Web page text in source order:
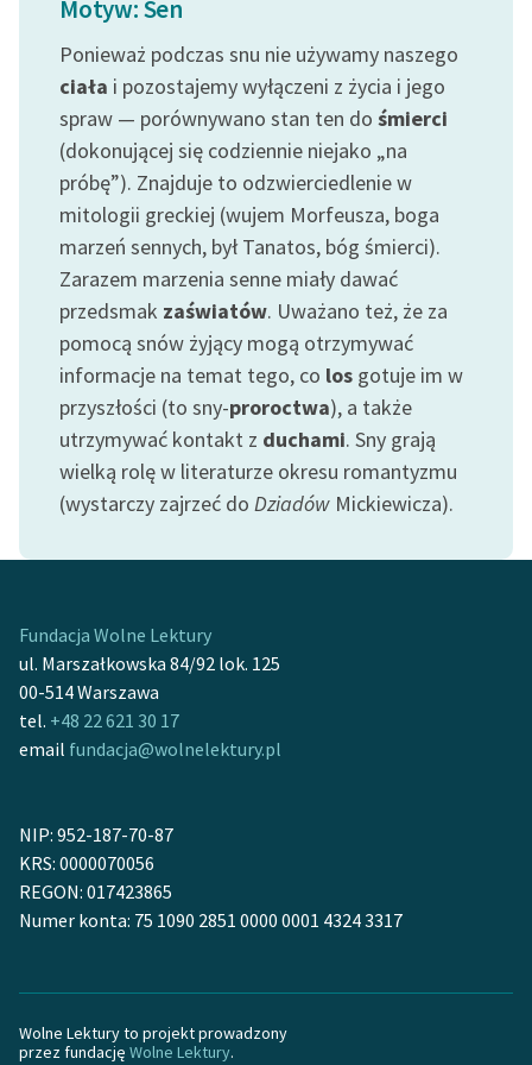
feministycznej
Ręce pełne poezji
Kolekcje edukacyjne
twórców przechodzących
do domeny publicznej,
lektur szkolnych oraz
Starego Testamentu
Odkurzamy bohaterów
Szkoła Poezji Wolnych
Lektur
O nas
O projekcie
Zespół
Zasady wykorzystania
Wolnych Lektur
Logotypy
Materiały promocyjne
Regulamin biblioteki
Dane fundacji i
sprawozdania finansowe
Informacja o treściach
wrażliwych
Motyw: Sen
Ponieważ podczas snu nie używamy naszego
ciała i pozostajemy wyłączeni z życia i jego
spraw — porównywano stan ten do śmierci
(dokonującej się codziennie niejako „na
próbę”). Znajduje to odzwierciedlenie w
mitologii greckiej (wujem Morfeusza, boga
marzeń sennych, był Tanatos, bóg śmierci).
Zarazem marzenia senne miały dawać
przedsmak zaświatów. Uważano też, że za
pomocą snów żyjący mogą otrzymywać
informacje na temat tego, co los gotuje im w
przyszłości (to sny-proroctwa), a także
utrzymywać kontakt z duchami. Sny grają
wielką rolę w literaturze okresu romantyzmu
(wystarczy zajrzeć do Dziadów Mickiewicza).
Fundacja Wolne Lektury
ul. Marszałkowska 84/92 lok. 125
00-514 Warszawa
tel. +48 22 621 30 17
email fundacja@wolnelektury.pl
NIP: 952-187-70-87
KRS: 0000070056
REGON: 017423865
Numer konta: 75 1090 2851 0000 0001 4324 3317
Wolne Lektury to projekt prowadzony
przez fundację Wolne Lektury.